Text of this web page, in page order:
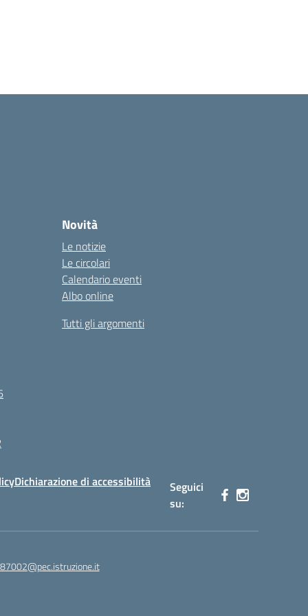
Novità
Le notizie
Le circolari
Calendario eventi
Albo online
Tutti gli argomenti
Dichiarazione di accessibilità
Seguici
su: